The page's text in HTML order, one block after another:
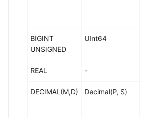
中
心
数
集
BIGINT
UNSIGNED
UInt64
REAL -
DECIMAL(M,D) Decimal(P, S)